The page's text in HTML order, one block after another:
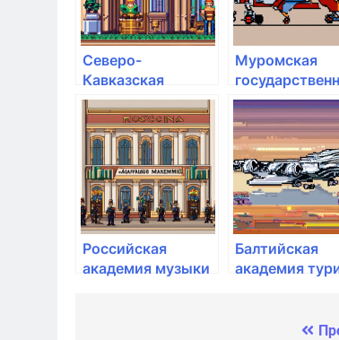
Северо-
Кавказская
государственная
академия
Муромская
инженерно-
техническая
академия
Российская
академия музыки
Балтийская
академия